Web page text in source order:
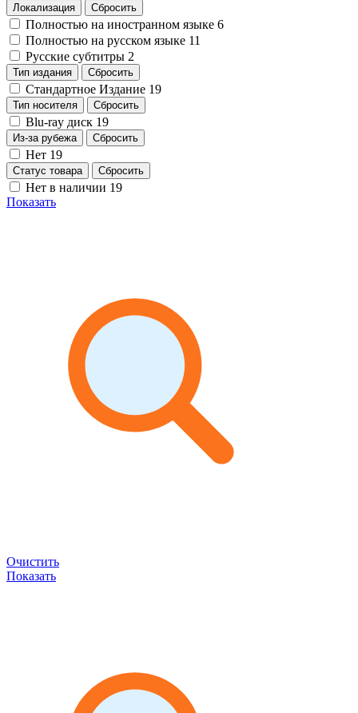
Локализация Сбросить
Полностью на иностранном языке 6
Полностью на русском языке 11
Русские субтитры 2
Тип издания Сбросить
Стандартное Издание 19
Тип носителя Сбросить
Blu-ray диск 19
Из-за рубежа Сбросить
Нет 19
Статус товара Сбросить
Нет в наличии 19
Показать
Очистить
Показать